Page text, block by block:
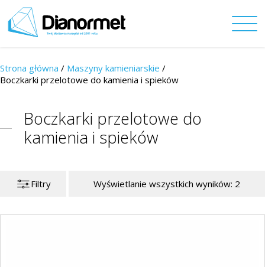
Strona główna / Maszyny kamieniarskie /
Boczkarki przelotowe do kamienia i spieków
Boczkarki przelotowe do
kamienia i spieków
Filtry Wyświetlanie wszystkich wyników: 2